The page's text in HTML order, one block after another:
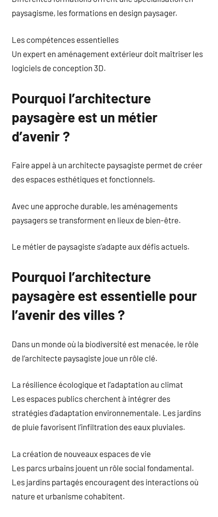
paysagisme, les formations en design paysager.
Les compétences essentielles
Un expert en aménagement extérieur doit maîtriser les
logiciels de conception 3D.
Pourquoi l’architecture
paysagère est un métier
d’avenir ?
Faire appel à un architecte paysagiste permet de créer
des espaces esthétiques et fonctionnels.
Avec une approche durable, les aménagements
paysagers se transforment en lieux de bien-être.
Le métier de paysagiste s’adapte aux défis actuels.
Pourquoi l’architecture
paysagère est essentielle pour
l’avenir des villes ?
Dans un monde où la biodiversité est menacée, le rôle
de l’architecte paysagiste joue un rôle clé.
La résilience écologique et l’adaptation au climat
Les espaces publics cherchent à intégrer des
stratégies d’adaptation environnementale. Les jardins
de pluie favorisent l’infiltration des eaux pluviales.
La création de nouveaux espaces de vie
Les parcs urbains jouent un rôle social fondamental.
Les jardins partagés encouragent des interactions où
nature et urbanisme cohabitent.